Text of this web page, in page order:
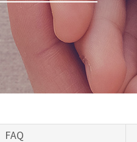
FAQ